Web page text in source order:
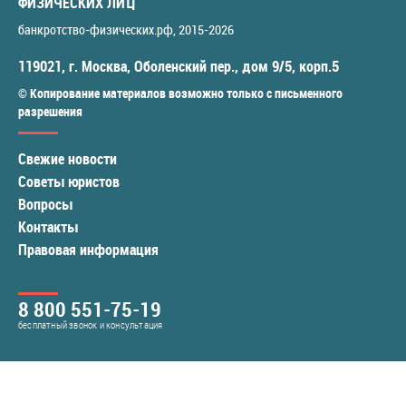
банкротство-физических.рф , 2015-2026
119021, г. Москва, Оболенский пер., дом 9/5, корп.5
© Копирование материалов возможно только с письменного
разрешения
Свежие новости
Советы юристов
Вопросы
Контакты
Правовая информация
8 800 551-75-19
бесплатный звонок и консультация